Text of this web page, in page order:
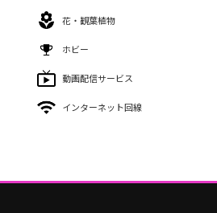
花・観葉植物
ホビー
動画配信サービス
インターネット回線